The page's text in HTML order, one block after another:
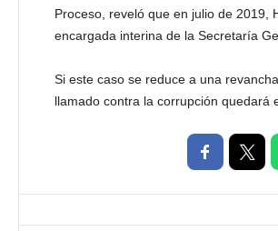
Proceso, reveló que en julio de
encargada interina de la Secretaría
Si este caso se reduce a una
llamado contra la corrupción quedará